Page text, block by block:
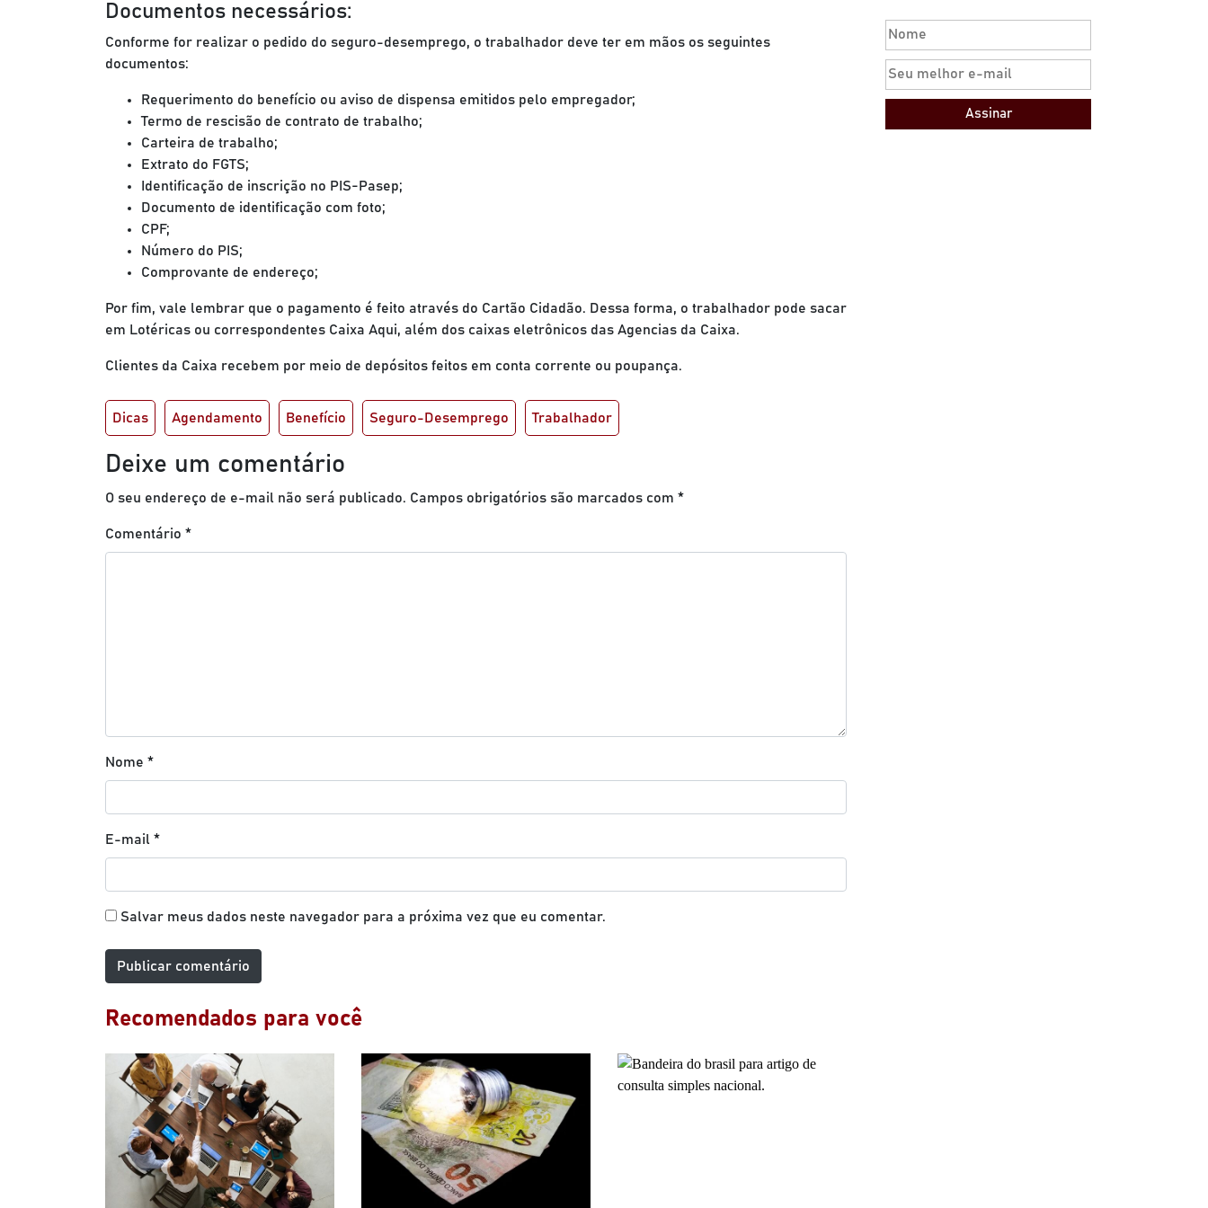
Documentos necessários:
Conforme for realizar o pedido do seguro-desemprego, o trabalhador deve ter em mãos os seguintes
documentos:
Requerimento do benefício ou aviso de dispensa emitidos pelo empregador;
Termo de rescisão de contrato de trabalho;
Carteira de trabalho;
Extrato do FGTS;
Identificação de inscrição no PIS-Pasep;
Documento de identificação com foto;
CPF;
Número do PIS;
Comprovante de endereço;
Por fim, vale lembrar que o pagamento é feito através do Cartão Cidadão. Dessa forma, o trabalhador pode sacar
em Lotéricas ou correspondentes Caixa Aqui, além dos caixas eletrônicos das Agencias da Caixa.
Clientes da Caixa recebem por meio de depósitos feitos em conta corrente ou poupança.
Dicas Agendamento Benefício Seguro-Desemprego Trabalhador
Deixe um comentário
O seu endereço de e-mail não será publicado. Campos obrigatórios são marcados com *
Comentário *
Nome *
E-mail *
Salvar meus dados neste navegador para a próxima vez que eu comentar.
Recomendados para você
Assinar